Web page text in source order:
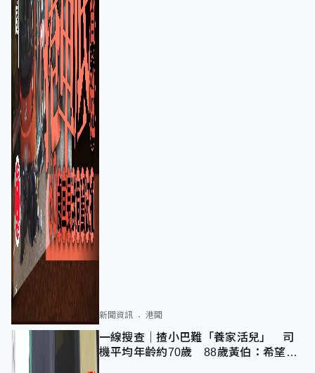
新聞資訊 港聞
一線搜查｜揸小巴難「養家活兒」 司
機平均年齡約70歲 88歲黃伯：希望一